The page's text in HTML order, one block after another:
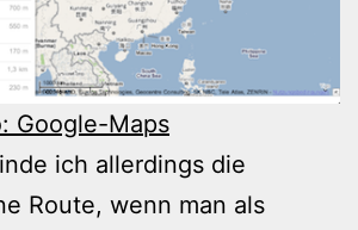
Google-Maps
ich allerdings die
Route, wenn man als